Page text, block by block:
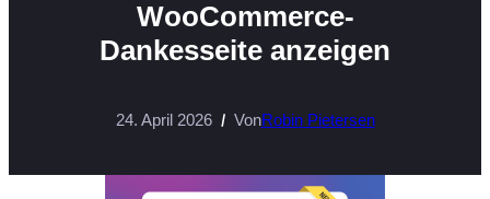
WooCommerce-
Dankesseite anzeigen
24. April 2026 VonRobin Pietersen